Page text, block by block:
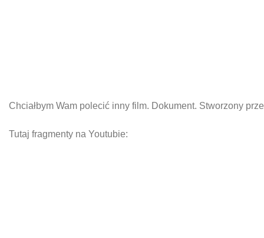
Chciałbym Wam polecić inny film. Dokument. Stworzony
Tutaj fragmenty na Youtubie: